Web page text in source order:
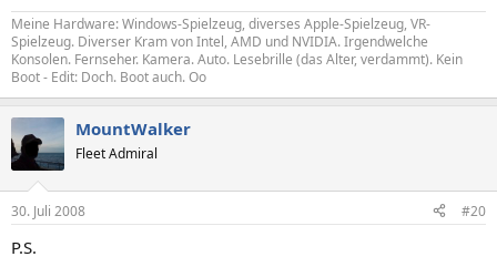
Meine Hardware: Windows-Spielzeug, diverses Apple-Spielzeug, VR-
Spielzeug. Diverser Kram von Intel, AMD und NVIDIA. Irgendwelche
Konsolen. Fernseher. Kamera. Auto. Lesebrille (das Alter, verdammt). Kein
Boot - Edit: Doch. Boot auch. Oo
MountWalker
Fleet Admiral
30. Juli 2008 #20
P.S.